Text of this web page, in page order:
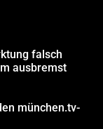
falsch
ausbremst
münchen.tv-